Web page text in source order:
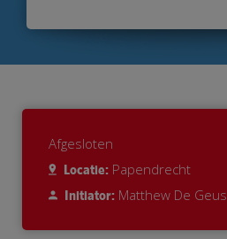
Afgesloten
Locatie: Papendrecht
Initiator: Matthew De Geus